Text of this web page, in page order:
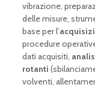
vibrazione,
delle misure,
base per l’
procedure
dati acquisiti,
rotanti
volventi,